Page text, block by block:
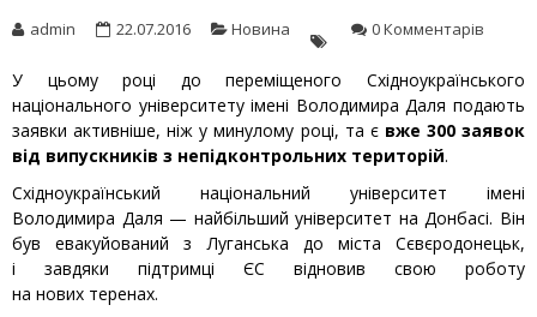
admin 22.07.2016 Новина 0 Комментарів
У цьому році до переміщеного Східноукраїнського
національного університету імені Володимира Даля подають
заявки активніше, ніж у минулому році, та є вже 300 заявок
від випускників з непідконтрольних територій.
Східноукраїнський національний університет імені
Володимира Даля — найбільший університет на Донбасі. Він
був евакуйований з Луганська до міста Сєвєродонецьк,
і завдяки підтримці ЄС відновив свою роботу
на нових теренах.